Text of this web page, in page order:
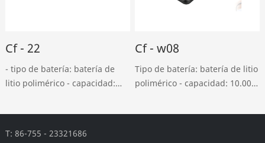
Cf - 22
- tipo de batería: batería de
litio polimérico - capacidad:
miniatura: DC 5v, 2A - salida
110g - tamaño: L94 * w63.5 *
Cf - w08
Tipo de batería: batería de litio
polimérico - capacidad: 10.000
miniatura: DC 5v, 2a - salida
T: 86-755 - 23321686